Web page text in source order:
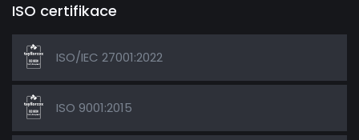
ISO certifikace
ISO/IEC 27001:2022
ISO 9001:2015